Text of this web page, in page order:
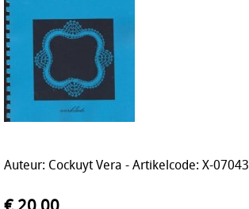
Auteur: Cockuyt Vera - Artikelcode: X-07043